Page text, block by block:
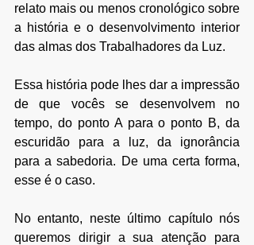
relato mais ou menos cronológico sobre
a história e o desenvolvimento interior
das almas dos Trabalhadores da Luz.
Essa história pode lhes dar a impressão
de que vocês se desenvolvem no
tempo, do ponto A para o ponto B, da
escuridão para a luz, da ignorância
para a sabedoria. De uma certa forma,
esse é o caso.
No entanto, neste último capítulo nós
queremos dirigir a sua atenção para